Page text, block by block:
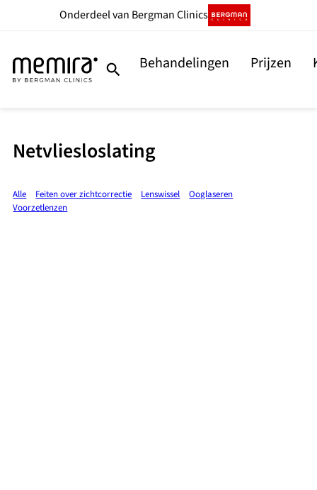
Onderdeelvan Bergman Clinics
Behandelingen Prijzen
Netvliesloslating
Alle Feiten over zichtcorrectie Lenswissel
Ooglaseren
Voorzetlenzen